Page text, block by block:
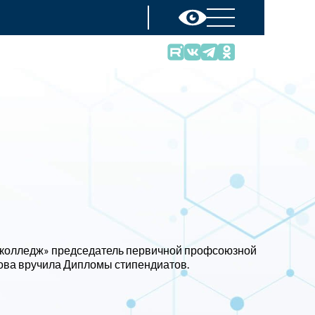
председатель первичной профсоюзной
вручила Дипломы стипендиатов.